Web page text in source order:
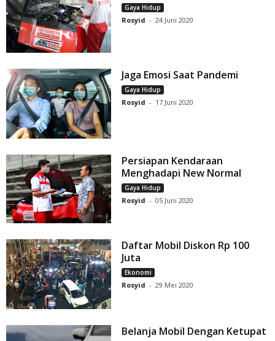
Gaya Hidup
Rosyid - 24 Juni 2020
Jaga Emosi Saat Pandemi
Gaya Hidup
Rosyid - 17 Juni 2020
Persiapan Kendaraan
Menghadapi New Normal
Gaya Hidup
Rosyid - 05 Juni 2020
Daftar Mobil Diskon Rp 100
Juta
Ekonomi
Rosyid - 29 Mei 2020
Belanja Mobil Dengan Ketupat